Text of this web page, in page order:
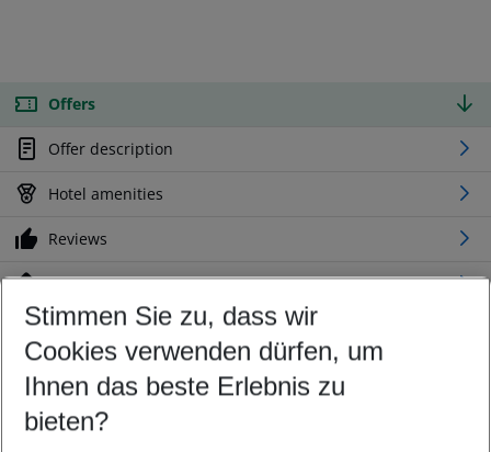
Offers
Offer description
Hotel amenities
Reviews
Location
Customize your offer
Find the perfect deal which suits your best
Your departure airport
Any airport
Stimmen Sie zu, dass wir
Cookies verwenden dürfen, um
Ihnen das beste Erlebnis zu
bieten?